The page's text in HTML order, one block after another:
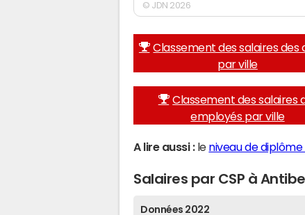
© JDN 2026
Classement des salaires des
par ville
Classement des salaires
employés par ville
A lire aussi :le niveau de diplôme
Salaires par CSP à
Données 2022